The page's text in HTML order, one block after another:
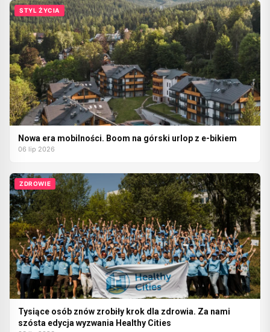
STYL ŻYCIA
Nowa era mobilności. Boom na górski urlop z e-bikiem
06 lip 2026
ZDROWIE
Tysiące osób znów zrobiły krok dla zdrowia. Za nami
szósta edycja wyzwania Healthy Cities